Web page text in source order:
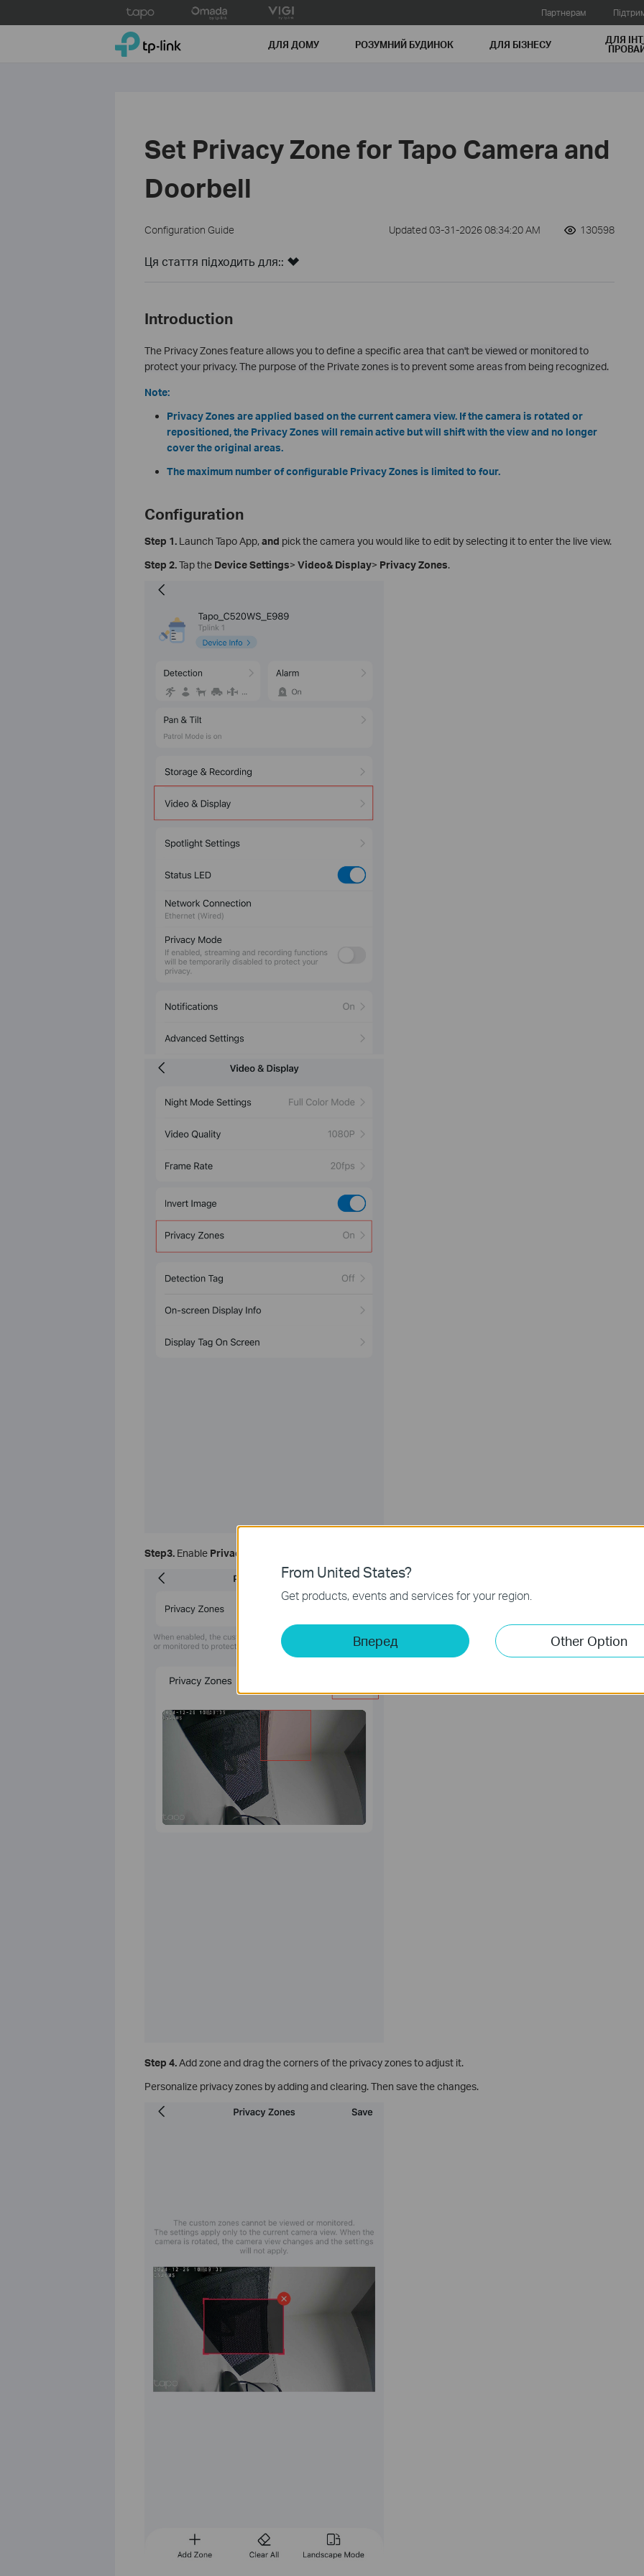
to
Партнерам
TP-Link, Reliably Smart ДЛЯ ДОМУ РОЗУМНИЙ БУДИНОК ДЛЯ БIЗНЕСУ ДЛЯ
Set Privacy Zone for Tapo Camera and
Doorbell
Configuration Guide Updated 03-31-2026 08:34:20 AM 130598
Ця стаття підходить для::
Introduction
The Privacy Zones feature allows you to define a specific area thatcan't be viewed or monitored to
protect your privacy. The purpose of the Private zones is to prevent some areas from being recognized.
Note:
Privacy Zones are applied based on the current camera view. If the camera is rotated or
repositioned, the Privacy Zones will remain active but will shift with the view and no longer
cover the original areas.
The maximum number of configurable Privacy Zones is limited to four.
Configuration
Step 1. Launch Tapo App,and pick the camera you would like to edit by selecting it to enter the live view.
Step 2.Tap the Device Settings> Video& Display> Privacy Zones.
Step3. Enable Privacy Zones
Step 4.Add zone and drag the corners of the privacy zones to adjust it.
Personalize privacy zones by adding and clearing. Then save the changes.
From United States?
Get products, events and services for your region.
Вперед Other Option